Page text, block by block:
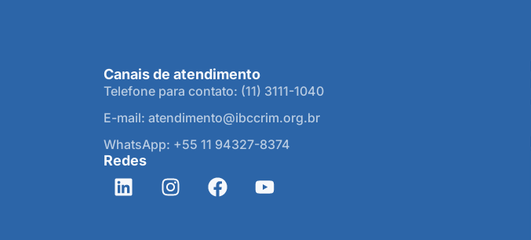
Canais de atendimento
Telefone para contato: (11) 3111-1040
E-mail: atendimento@ibccrim.org.br
WhatsApp: +55 11 94327-8374
Redes